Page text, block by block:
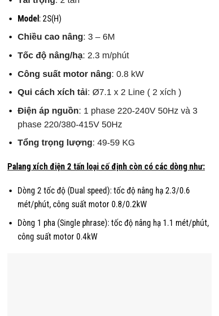
Model : 2S(H)
Chiều cao nâng: 3 – 6M
Tốc độ nâng/hạ: 2.3 m/phút
Công suất motor nâng: 0.8 kW
Qui cách xích tải: Ø7.1 x 2 Line ( 2 xích )
Điện áp nguồn: 1 phase 220-240V 50Hz và 3
phase 220/380-415V 50Hz
Tổng trọng lượng: 49-59 KG
Palang xích điện 2 tấn loại cố định còn có các dòng như:
Dòng 2 tốc độ (Dual speed): tốc độ nâng hạ 2.3/0.6
mét/phút, công suất motor 0.8/0.2kW
Dòng 1 pha (Single phrase): tốc độ nâng hạ 1.1 mét/phút,
công suất motor 0.4kW